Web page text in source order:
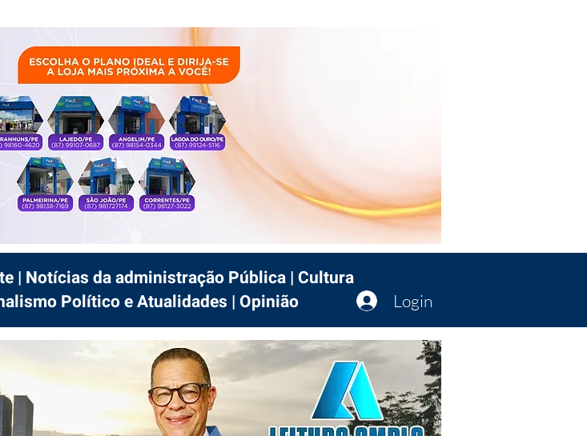
Login
| Notícias da administração Pública | Cultura
Político e Atualidades | Opinião